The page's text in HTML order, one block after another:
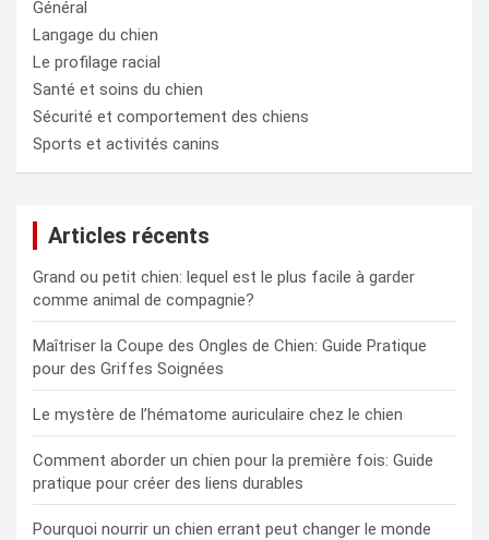
Général
Langage du chien
Le profilage racial
Santé et soins du chien
Sécurité et comportement des chiens
Sports et activités canins
Articles récents
Grand ou petit chien: lequel est le plus facile à garder
comme animal de compagnie?
Maîtriser la Coupe des Ongles de Chien: Guide Pratique
pour des Griffes Soignées
Le mystère de l’hématome auriculaire chez le chien
Comment aborder un chien pour la première fois: Guide
pratique pour créer des liens durables
Pourquoi nourrir un chien errant peut changer le monde